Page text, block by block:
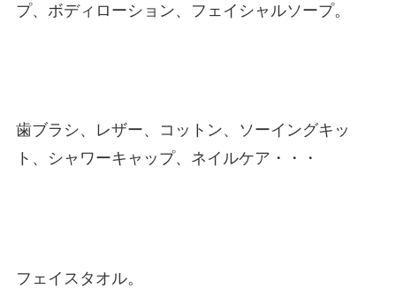
プ、ボディローション、フェイシャルソープ。
歯ブラシ、レザー、コットン、ソーイングキッ
ト、シャワーキャップ、ネイルケア・・・
フェイスタオル。